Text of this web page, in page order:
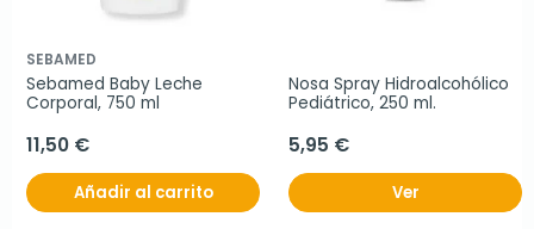
SEBAMED
Sebamed Baby Leche
Corporal, 750 ml
11,50 €
Añadir al carrito
Nosa Spray Hidroalcohólico
Pediátrico, 250 ml.
5,95 €
Ver